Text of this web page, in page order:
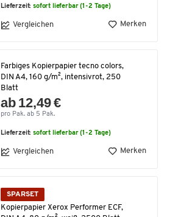
Lieferzeit:sofort lieferbar (1-2 Tage)
Vergleichen Merken
Farbiges Kopierpapier tecno colors,
DIN A4, 160 g/m², intensivrot, 250
Blatt
ab 12,49 €
pro Pak. ab 5 Pak.
Lieferzeit:sofort lieferbar (1-2 Tage)
Vergleichen Merken
SPARSET
Kopierpapier Xerox Performer ECF,